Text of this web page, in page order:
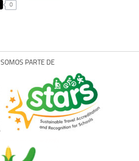
0
SOMOS PARTE DE